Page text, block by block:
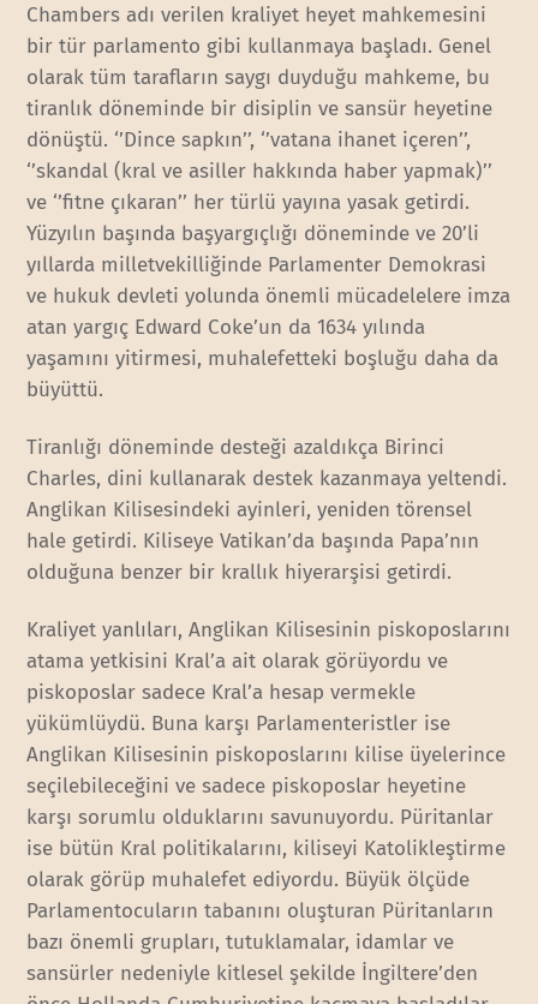
Chambers adı verilen kraliyet heyet mahkemesini
bir tür parlamento gibi kullanmaya başladı. Genel
olarak tüm tarafların saygı duyduğu mahkeme, bu
tiranlık döneminde bir disiplin ve sansür heyetine
dönüştü. ‘’Dince sapkın’’, ‘’vatana ihanet içeren’’,
‘’skandal (kral ve asiller hakkında haber yapmak)’’
ve ‘’fitne çıkaran’’ her türlü yayına yasak getirdi.
Yüzyılın başında başyargıçlığı döneminde ve 20’li
yıllarda milletvekilliğinde Parlamenter Demokrasi
ve hukuk devleti yolunda önemli mücadelelere imza
atan yargıç Edward Coke’un da 1634 yılında
yaşamını yitirmesi, muhalefetteki boşluğu daha da
büyüttü.
Tiranlığı döneminde desteği azaldıkça Birinci
Charles, dini kullanarak destek kazanmaya yeltendi.
Anglikan Kilisesindeki ayinleri, yeniden törensel
hale getirdi. Kiliseye Vatikan’da başında Papa’nın
olduğuna benzer bir krallık hiyerarşisi getirdi.
Kraliyet yanlıları, Anglikan Kilisesinin piskoposlarını
atama yetkisini Kral’a ait olarak görüyordu ve
piskoposlar sadece Kral’a hesap vermekle
yükümlüydü. Buna karşı Parlamenteristler ise
Anglikan Kilisesinin piskoposlarını kilise üyelerince
seçilebileceğini ve sadece piskoposlar heyetine
karşı sorumlu olduklarını savunuyordu. Püritanlar
ise bütün Kral politikalarını, kiliseyi Katolikleştirme
olarak görüp muhalefet ediyordu. Büyük ölçüde
Parlamentocuların tabanını oluşturan Püritanların
bazı önemli grupları, tutuklamalar, idamlar ve
sansürler nedeniyle kitlesel şekilde İngiltere’den